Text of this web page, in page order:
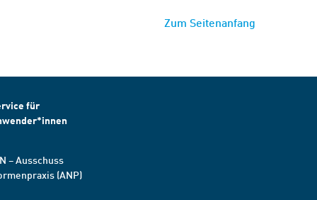
Zum Seitenanfang
für
– Ausschuss
(ANP)